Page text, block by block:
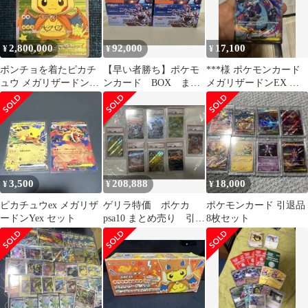
¥2,800,000
ポンチョを着たピカチ
ュウ メガリザードンY
リザードン ゴールド
スター セット
¥92,000
【早い者勝ち】ポケモ
ンカード BOX まと
め売り シュリンク付
き
¥ 17,100
***様 ポケモンカード
メガリザードンEX ピ
カチュウ プロモ SR AR
等ま
¥3,500
ピカチュウex メガリザ
ードンYex セット
¥208,888
ゲリラ特価 ポケカ
psa10 まとめ売り 引退
品
¥18,000
ポケモンカード 引退品
8枚セット